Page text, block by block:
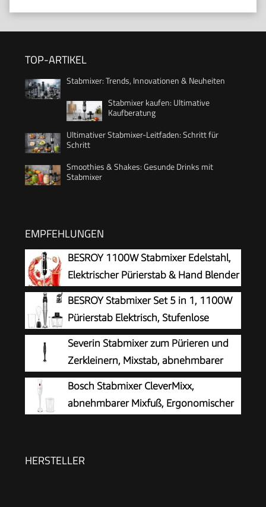
TOP-ARTIKEL
Stabmixer: Trends, Innovationen & Neuheiten
Stabmixer kaufen: Ultimative
Kaufberatung
Ultimativer Stabmixer-Leitfaden: Schritt für
Schritt
Smoothies & Shakes: Gesunde Drinks mit
Stabmixer
EMPFEHLUNGEN
BESROY 1100W Stabmixer Edelstahl,
Elektrischer Pürierstab & Hand Blender
mit 2 Geschwindigkeitsstufen + Turbo,
Kupfermotor, Spülmaschinenfest, Food
Processor für Babynahrung, Smoothies &
Suppen
BESROY Stabmixer Set 5 in 1, 1100W
Pürierstab Elektrisch, Stufenlose
Geschwindigkeit, Edelstahl Hand
Blender inkl. Zerkleinerer, Schneebesen,
Milchaufschäumer & Messbecher, Ideal für
Suppen, Smoothies
Severin Stabmixer zum Pürieren und
Zerkleinern, Mixstab, abnehmbarer
Mixfuß, Turbotaste, 2-Klingen-Messer,
einfache Reinigung, rutschfester Griff, für
Smoothies, Shakes, Saucen, 350W, schwarz, SM
Bosch Stabmixer CleverMixx,
abnehmbarer Mixfuß, Ergonomischer
MSM14000
HERSTELLER